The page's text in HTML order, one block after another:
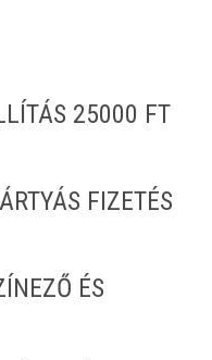
25000 FT
FIZETÉS
ÉS